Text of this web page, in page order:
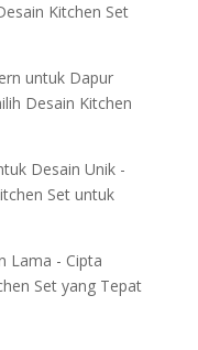
Kitchen Set
untuk Dapur
Desain Kitchen
Desain Unik -
Set untuk
Lama - Cipta
Set yang Tepat